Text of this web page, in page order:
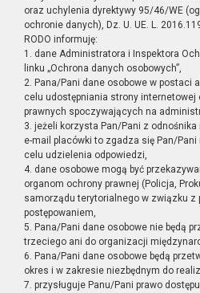
oraz uchylenia dyrektywy 95/46/WE
ochronie danych), Dz. U. UE. L.
RODO informuję:
1. dane Administratora i Inspektora
linku „Ochrona danych osobowych”,
2. Pana/Pani dane osobowe w postaci
celu udostępniania strony internetowej
prawnych spoczywających na
3. jeżeli korzysta Pan/Pani z
e-mail placówki to zgadza się Pan/
celu udzielenia odpowiedzi,
4. dane osobowe mogą być
organom ochrony prawnej (Policja,
samorządu terytorialnego w związku z
postępowaniem,
5. Pana/Pani dane osobowe nie będą
trzeciego ani do organizacji
6. Pana/Pani dane osobowe będą
okres i w zakresie niezbędnym do
7. przysługuje Panu/Pani prawo